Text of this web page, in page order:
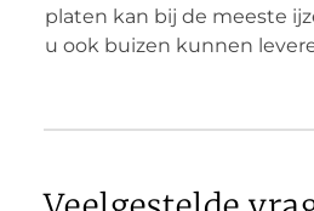
platen kan bij de meeste
u ook buizen kunnen